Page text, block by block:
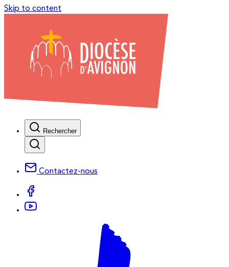
Skip to content
Rechercher
Contactez-nous